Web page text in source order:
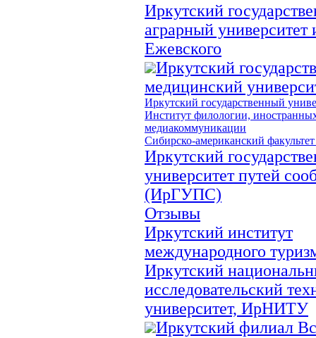
Иркутский
аграрный
Ежевского
Иркутский
медицинский
Иркутский государственный
Институт филологии,
медиакоммуникации
Сибирско-американский
Иркутский
университет путей
(ИрГУПС)
Отзывы
Иркутский институт
международного
Иркутский
исследовательский
университет, ИрНИТУ
Иркутский филиал